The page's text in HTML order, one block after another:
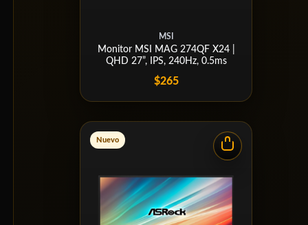
MSI
Monitor MSI MAG 274QF X24 |
QHD 27”, IPS, 240Hz, 0.5ms
$265
Nuevo